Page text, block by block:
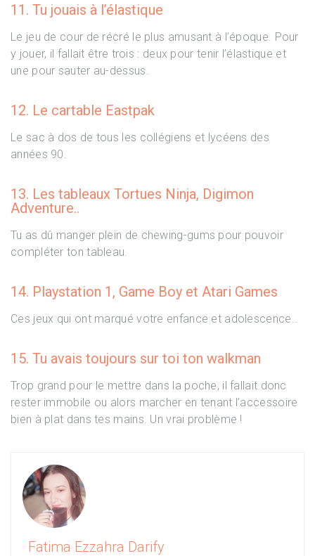
11. Tu jouais à l’élastique
Le jeu de cour de récré le plus amusant à l’époque. Pour
y jouer, il fallait être trois : deux pour tenir l’élastique et
une pour sauter au-dessus.
12. Le cartable Eastpak
Le sac à dos de tous les collégiens et lycéens des
années 90.
13. Les tableaux Tortues Ninja, Digimon
Adventure..
Tu as dû manger plein de chewing-gums pour pouvoir
compléter ton tableau.
14. Playstation 1, Game Boy et Atari Games
Ces jeux qui ont marqué votre enfance et adolescence..
15. Tu avais toujours sur toi ton walkman
Trop grand pour le mettre dans la poche, il fallait donc
rester immobile ou alors marcher en tenant l’accessoire
bien à plat dans tes mains. Un vrai problème !
Fatima Ezzahra Darify